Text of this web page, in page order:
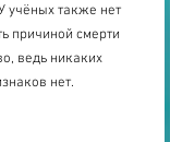
учёных также нет
причиной смерти
ведь никаких
нет.